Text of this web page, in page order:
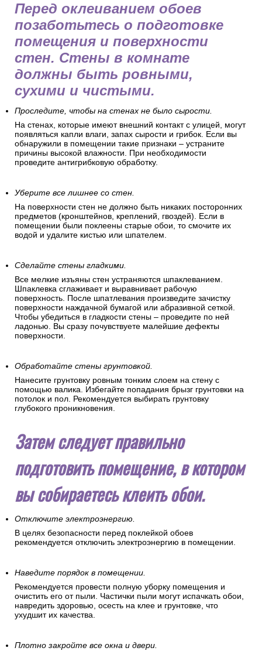
Перед оклеиванием обоев
позаботьтесь о подготовке
помещения и поверхности
стен. Стены в комнате
должны быть ровными,
сухими и чистыми.
Проследите, чтобы на стенах не было сырости.
На стенах, которые имеют внешний контакт с улицей, могут
появляться капли влаги, запах сырости и грибок. Если вы
обнаружили в помещении такие признаки – устраните
причины высокой влажности. При необходимости
проведите антигрибковую обработку.
Уберите все лишнее со стен.
На поверхности стен не должно быть никаких посторонних
предметов (кронштейнов, креплений, гвоздей). Если в
помещении были поклеены старые обои, то смочите их
водой и удалите кистью или шпателем.
Сделайте стены гладкими.
Все мелкие изъяны стен устраняются шпаклеванием.
Шпаклевка сглаживает и выравнивает рабочую
поверхность. После шпатлевания произведите зачистку
поверхности наждачной бумагой или абразивной сеткой.
Чтобы убедиться в гладкости стены – проведите по ней
ладонью. Вы сразу почувствуете малейшие дефекты
поверхности.
Обработайте стены грунтовкой.
Нанесите грунтовку ровным тонким слоем на стену с
помощью валика. Избегайте попадания брызг грунтовки на
потолок и пол. Рекомендуется выбирать грунтовку
глубокого проникновения.
Затем следует правильно
подготовить помещение, в котором
вы собираетесь клеить обои.
Отключите электроэнергию.
В целях безопасности перед поклейкой обоев
рекомендуется отключить электроэнергию в помещении.
Наведите порядок в помещении.
Рекомендуется провести полную уборку помещения и
очистить его от пыли. Частички пыли могут испачкать обои,
навредить здоровью, осесть на клее и грунтовке, что
ухудшит их качества.
Плотно закройте все окна и двери.